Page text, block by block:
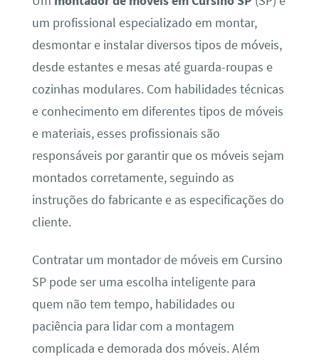
um profissional especializado em montar,
desmontar e instalar diversos tipos de móveis,
desde estantes e mesas até guarda-roupas e
cozinhas modulares. Com habilidades técnicas
e conhecimento em diferentes tipos de móveis
e materiais, esses profissionais são
responsáveis por garantir que os móveis sejam
montados corretamente, seguindo as
instruções do fabricante e as especificações do
cliente.
Contratar um montador de móveis em Cursino
SP pode ser uma escolha inteligente para
quem não tem tempo, habilidades ou
paciência para lidar com a montagem
complicada e demorada dos móveis. Além